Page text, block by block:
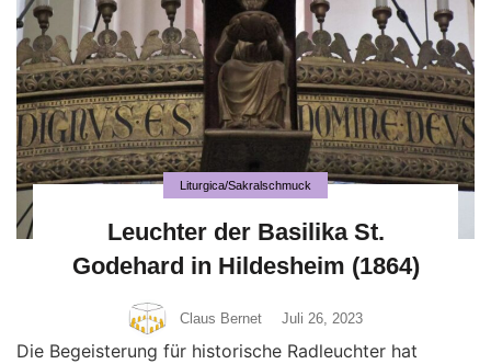
Liturgica/Sakralschmuck
Leuchter der Basilika St.
Godehard in Hildesheim (1864)
Claus Bernet Juli 26, 2023
Die Begeisterung für historische Radleuchter hat